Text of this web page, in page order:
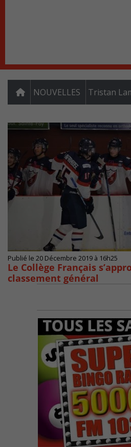
NOUVELLES Tristan
Publié le 20 Décembre 2019 à 16h25
Le Collège Français
classement général